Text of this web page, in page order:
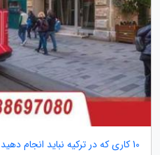
10 کاری که در ترکیه نباید انجام دهید